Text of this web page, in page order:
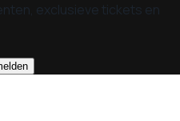
exclusieve tickets en